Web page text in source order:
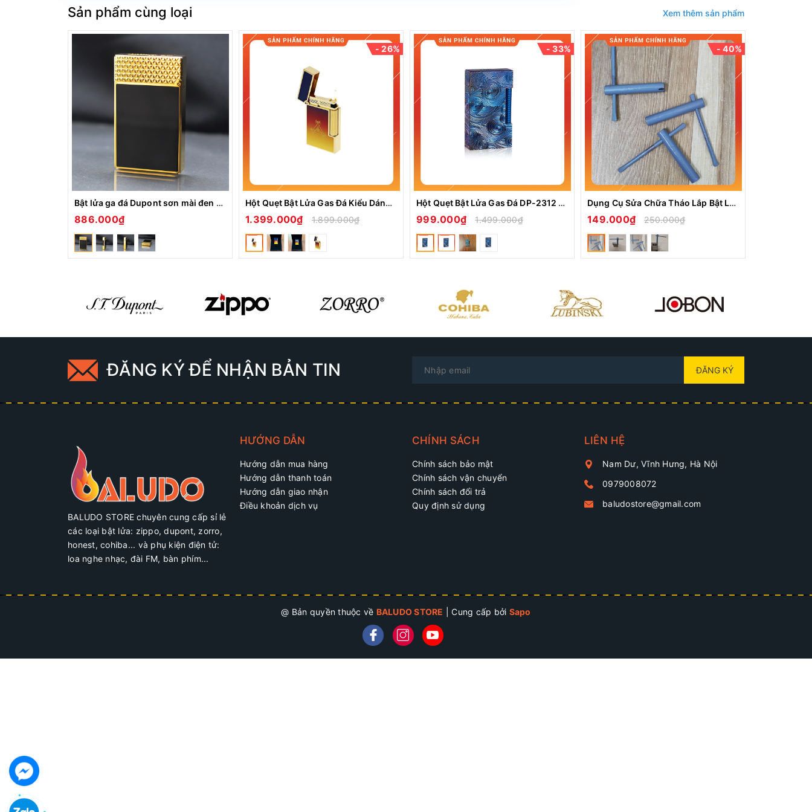
- Nhắc đến bật lửa Dupont người ta liên tưởng đến ngay tiếng kêu vang và sự sang trọng đẳng cấp của nó
- Bật lửa dupont có một mức sử dụng xăng ổn định từ 15-20 ngày cho 1 lần bơm
- Phụ kiện dễ dàng tìm kiếm và thay thế dễ dàng
- Ngọn lửa luôn được giữ đều ngay cả khi gặp gió
- Đây còn chính là món quà để bạn dành tặng cho người thân hay bạn bè của mình vừa ý nghĩa vừa thể hiện được được
Sản phẩm cùng loại Xem thêm sản phẩm
Bật lửa ga đá Dupont sơn mài đen viền vàng nắp hoa văn tam giác D-232
886.000₫
- 26%
Hột Quẹt Bật Lửa Gas Đá Kiểu Dáng Dupont Montecristo Dawn Light Tiếng Kêu Pong Pong Rất Hay
1.399.000₫ 1.899.000₫
- 33%
Hột Quẹt Bật Lửa Gas Đá DP-2312 Màu Xanh Titan Cực Đẹp Họa Tiết Độc Lạ
999.000₫ 1.499.000₫
- 40%
Dụng Cụ Sửa Chữa Tháo Lắp Bật Lửa Dupont Tools Thay Zoăng
149.000₫ 250.000₫
ĐĂNG KÝ ĐỂ NHẬN BẢN TIN ĐĂNG KÝ
BALUDO STORE chuyên cung cấp sỉ lẻ
các loại bật lửa: zippo, dupont, zorro,
honest, cohiba... và phụ kiện điện tử:
loa nghe nhạc, đài FM, bàn phím...
HƯỚNG DẪN
Hướng dẫn mua hàng
Hướng dẫn thanh toán
Hướng dẫn giao nhận
Điều khoản dịch vụ
CHÍNH SÁCH
Chính sách bảo mật
Chính sách vận chuyển
Chính sách đổi trả
Quy định sử dụng
LIÊN HỆ
Nam Dư, Vĩnh Hưng, Hà Nội
0979008072
baludostore@gmail.com
@ Bản quyền thuộc về BALUDO STORE Cung cấp bởi Sapo